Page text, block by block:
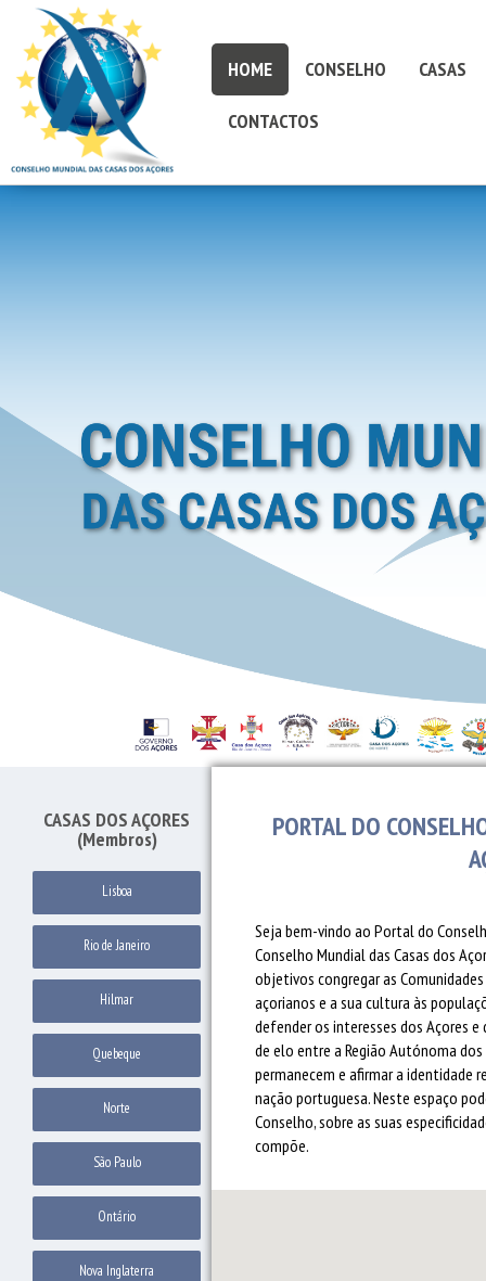
HOME CONSELHO CASAS
CONTACTOS
CASAS DOS AÇORES
(Membros)
Lisboa
Rio de Janeiro
Hilmar
Quebeque
Norte
São Paulo
Ontário
Nova Inglaterra
PORTAL DO
Seja bem-vindo ao Portal do
Conselho Mundial das Casas dos
objetivos congregar as
açorianos e a sua cultura às
defender os interesses dos Açores
de elo entre a Região Autónoma
permanecem e afirmar a identidade
nação portuguesa. Neste espaço
Conselho, sobre as suas
compõe.